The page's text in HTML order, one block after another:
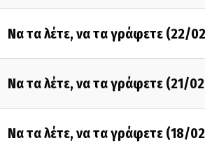
Να τα λέτε, να τα γράφετε (22/
Να τα λέτε, να τα γράφετε (21/
Να τα λέτε, να τα γράφετε (18/